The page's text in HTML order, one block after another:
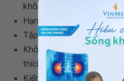
không có sự cho phép của
Hạn chế nằm quá lâu
Tập thể dục đều đặn,
Không hút thuốc lá,
thích
Kiểm soát cân nặng, cần